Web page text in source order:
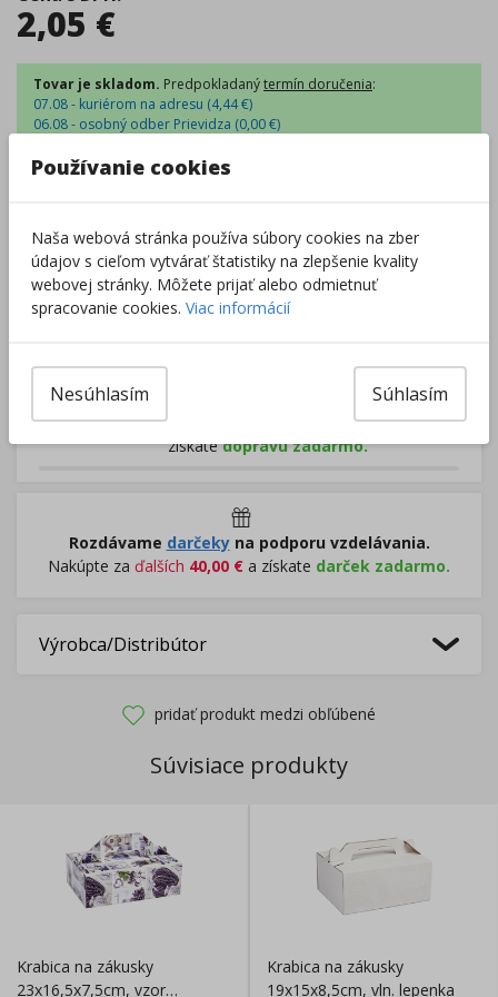
2,05 €
Tovar je skladom. Predpokladanýtermín doručenia:
07.08 - kuriérom na adresu (4,44€)
06.08 - osobný odber Prievidza (0,00€)
07.08 - osobný odber v predajni (
– +
Pri nákupe za 49.00€
získatedopravu zadarmo.
Rozdávame darčeky na podporu vzdelávania.
Nakúpte za ďalších 40,00 € a získate darček zadarmo.
Výrobca/Distribútor
pridať produkt medzi obľúbené
Súvisiace produkty
Krabica na zákusky
23x16,5x7,5cm, vzor
Krabica na zákusky
19x15x8,5cm, vln. lepenka
Používanie cookies
Naša webová stránka používa súbory cookies na zber
údajov s cieľom vytvárať štatistiky na zlepšenie kvality
webovej stránky. Môžete prijať alebo odmietnuť
spracovanie cookies. Viac informácií
Súhlasím
Nesúhlasím